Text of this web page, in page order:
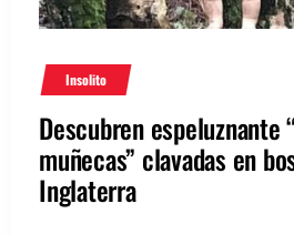
Insolito
Descubren espeluznante
muñecas” clavadas en
Inglaterra